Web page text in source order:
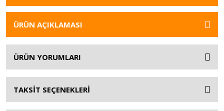
ÜRÜN AÇIKLAMASI
ÜRÜN YORUMLARI
TAKSİT SEÇENEKLERİ